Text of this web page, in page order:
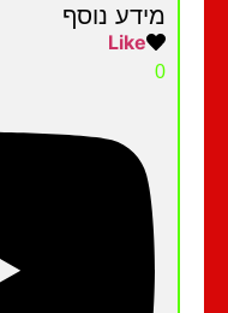
מידע נוסף